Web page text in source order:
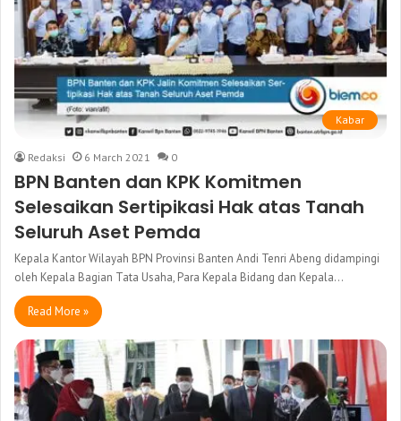
Kabar
Redaksi 6 March 2021 0
BPN Banten dan KPK Komitmen
Selesaikan Sertipikasi Hak atas Tanah
Seluruh Aset Pemda
Kepala Kantor Wilayah BPN Provinsi Banten Andi Tenri Abeng didampingi
oleh Kepala Bagian Tata Usaha, Para Kepala Bidang dan Kepala…
Read More »